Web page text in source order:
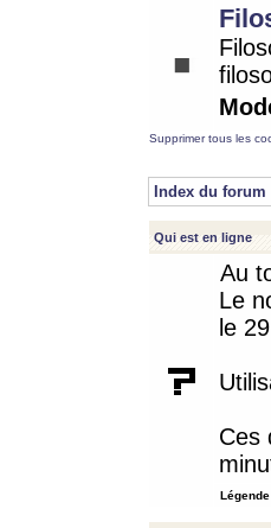
Supprimer tous les
Index du forum
Qui est en ligne
Au
Le
le
Ces